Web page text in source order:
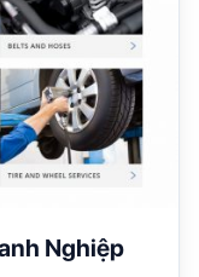
Nghiệp